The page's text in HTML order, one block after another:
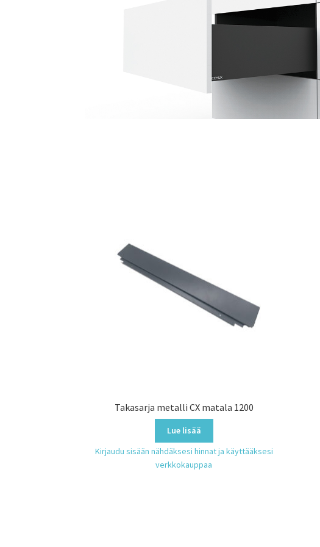
Takasarja metalli CX matala 1200
Lue lisää
Kirjaudu sisään nähdäksesi hinnat ja käyttääksesi
verkkokauppaa